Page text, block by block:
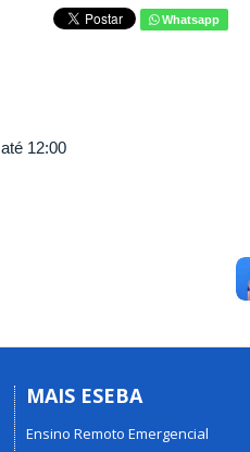
Whatsapp
até 12:00
MAIS ESEBA
Ensino Remoto Emergencial